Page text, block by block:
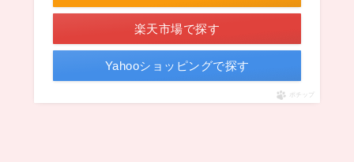
楽天市場で探す
Yahooショッピングで探す
ポチップ